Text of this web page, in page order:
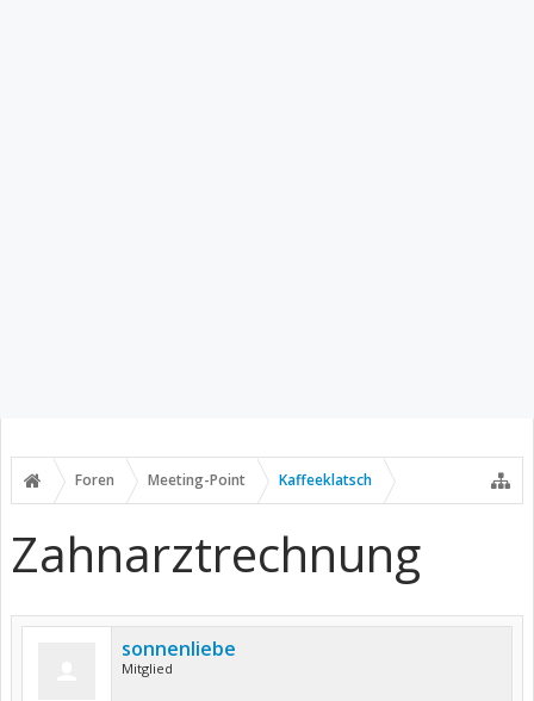
Foren Meeting-Point Kaffeeklatsch
Zahnarztrechnung
sonnenliebe
Mitglied